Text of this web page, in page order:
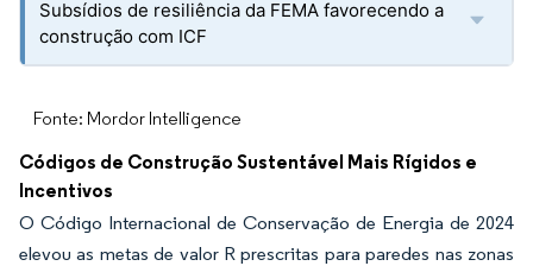
Subsídios de resiliência da FEMA favorecendo a
construção com ICF
Fonte: Mordor Intelligence
Códigos de Construção Sustentável Mais Rígidos e
Incentivos
O Código Internacional de Conservação de Energia de 2024
elevou as metas de valor R prescritas para paredes nas zonas